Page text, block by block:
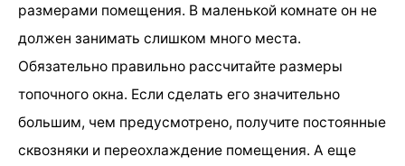
размерами помещения. В маленькой комнате он не
должен занимать слишком много места.
Обязательно правильно рассчитайте размеры
топочного окна. Если сделать его значительно
большим, чем предусмотрено, получите постоянные
сквозняки и переохлаждение помещения. А еще